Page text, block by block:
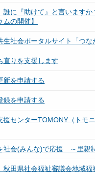
誰に『助けて』と言いますか
の開催】
生社会ポータルサイト「つな
直りを支援します
新を申請する
録を申請する
援センターTOMONY（トモ
社会(みんな)で応援 ～里親
田県社会福祉審議会地域福